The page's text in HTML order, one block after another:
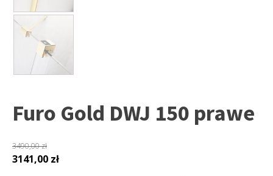
Furo Gold DWJ 150 prawe
3490,00zł
Pierwotna
3141,00 złAktualna